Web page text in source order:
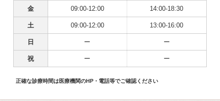
金 09:00-12:00 14:00-18:30
土 09:00-12:00 13:00-16:00
日 ー ー
祝 ー ー
正確な診療時間は医療機関のHP・電話等でご確認ください